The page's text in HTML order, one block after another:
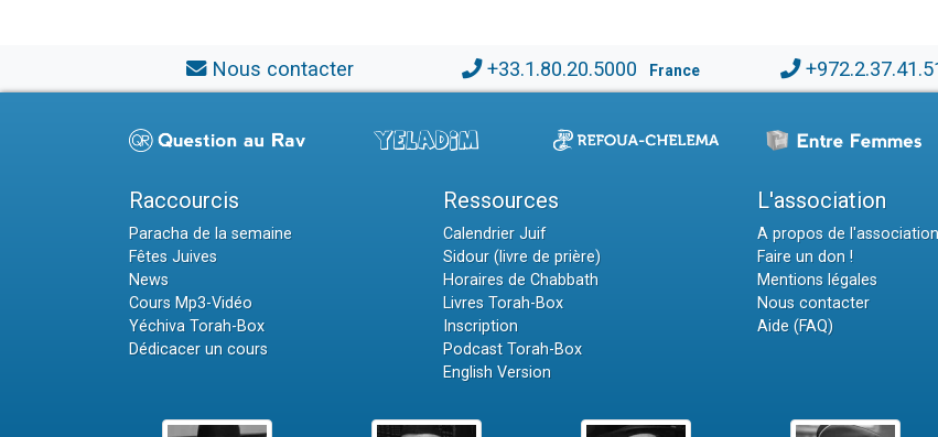
Nous contacter +33.1.80.20.5000 France
Raccourcis
Paracha de la semaine
Fêtes Juives
News
Cours Mp3-Vidéo
Yéchiva Torah-Box
Dédicacer un cours
Ressources
Calendrier Juif
Sidour (livre de prière)
Horaires de Chabbath
Livres Torah-Box
Inscription
Podcast Torah-Box
English Version
L'association
A propos de l'association
Faire un don !
Mentions légales
Nous contacter
Aide (FAQ)